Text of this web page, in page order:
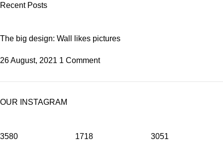
Recent Posts
The big design: Wall likes pictures
26 August, 2021 1 Comment
OUR INSTAGRAM
3580 1718 3051